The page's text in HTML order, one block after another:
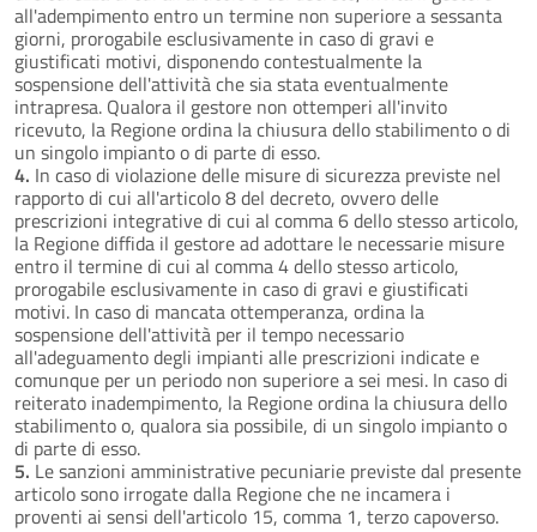
all'adempimento entro un termine non superiore a sessanta
giorni, prorogabile esclusivamente in caso di gravi e
giustificati motivi, disponendo contestualmente la
sospensione dell'attività che sia stata eventualmente
intrapresa. Qualora il gestore non ottemperi all'invito
ricevuto, la Regione ordina la chiusura dello stabilimento o di
un singolo impianto o di parte di esso.
4. In caso di violazione delle misure di sicurezza previste nel
rapporto di cui all'articolo 8 del decreto, ovvero delle
prescrizioni integrative di cui al comma 6 dello stesso articolo,
la Regione diffida il gestore ad adottare le necessarie misure
entro il termine di cui al comma 4 dello stesso articolo,
prorogabile esclusivamente in caso di gravi e giustificati
motivi. In caso di mancata ottemperanza, ordina la
sospensione dell'attività per il tempo necessario
all'adeguamento degli impianti alle prescrizioni indicate e
comunque per un periodo non superiore a sei mesi. In caso di
reiterato inadempimento, la Regione ordina la chiusura dello
stabilimento o, qualora sia possibile, di un singolo impianto o
di parte di esso.
5. Le sanzioni amministrative pecuniarie previste dal presente
articolo sono irrogate dalla Regione che ne incamera i
proventi ai sensi dell'articolo 15, comma 1, terzo capoverso.